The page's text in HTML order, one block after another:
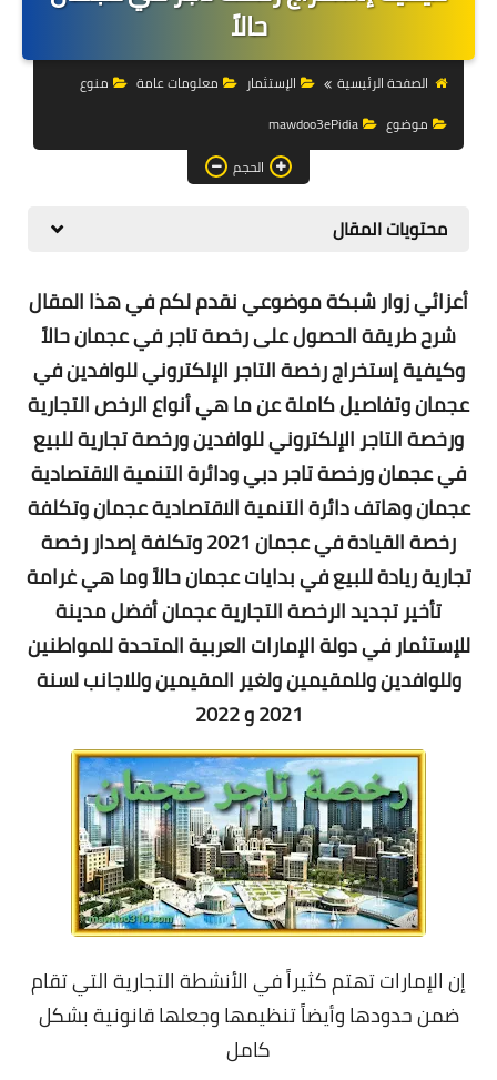
التجارة الالكترونية
التسويق
وظائف
المواقع
زيادة متابعين
العملات المشفرة
الاستثمار
حالاً
الصفحة الرئيسية الإستثمار معلومات عامة
منوع
موضوع
mawdoo3ePidia
الحجم
محتويات المقال
أعزائي زوار شبكة موضوعي نقدم لكم في هذا المقال
شرح طريقة الحصول علىرخصة تاجر في عجمان حالاً
وكيفية إستخراجرخصة التاجر الإلكتروني للوافدين في
عجمانوتفاصيل كاملة عن ما هي أنواع الرخص التجارية
ورخصة التاجر الإلكتروني للوافدين ورخصة تجارية للبيع
في عجمان ورخصة تاجر دبي ودائرة التنمية الاقتصادية
عجمان وهاتف دائرة التنمية الاقتصادية عجمان وتكلفة
رخصة القيادة في عجمان 2021 وتكلفة إصدار رخصة
تجارية ريادة للبيع في بدايات عجمان حالاً وما هيغرامة
تأخير تجديد الرخصة التجارية عجمان أفضل مدينة
للإستثمار في دولة الإمارات العربية المتحدة للمواطنين
وللوافدين وللمقيمين ولغير المقيمين وللاجانب لسنة
2021 و 2022
إن الإمارات تهتم كثيراً في الأنشطة التجارية التي تقام
ضمن حدودها وأيضاً تنظيمها وجعلها قانونية بشكل
كامل